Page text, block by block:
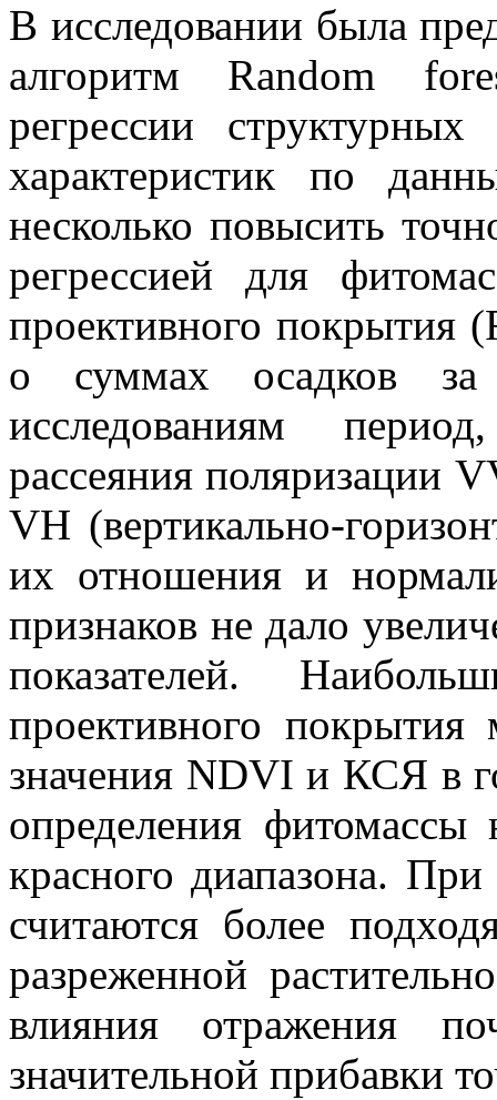
В исследовании была
алгоритм Random
регрессии структурных
характеристик по
несколько повысить
регрессией для
проективного покрытия
о суммах осадков за
исследованиям
рассеяния поляризации
VH (вертикально-
их отношения и
признаков не дало
показателей.
проективного
значения NDVI и КСЯ в
определения
красного диапазона.
считаются более
разреженной
влияния отражения
значительной прибавки